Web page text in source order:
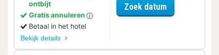
ontbijt
Gratis annuleren
Betaal in het hotel
Bekijk details
Zoek datumvoor Spa